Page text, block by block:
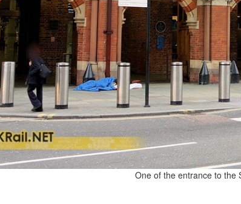
One of the entrance to the